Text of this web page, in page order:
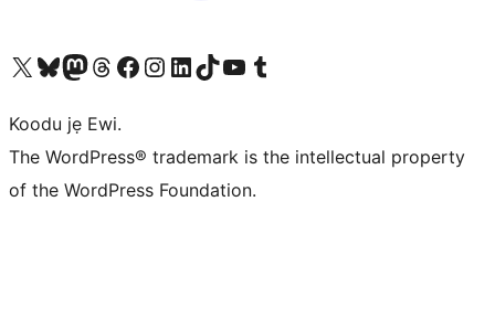
Ṣabẹwo sí àkàùntù X (Twitter tẹ́lẹ̀) waBẹwo akanti Bluesky waLọ sí àkáǹtì Mastodon waBẹwo akanti Threads waṢabẹwo si Facebook waVisit our Instagram account
Visit our LinkedIn account
Bẹwo akanti TikTok waVisit our YouTube channel
Bẹwo akanti Tumblr wa
Koodu jẹ Ewi.
The WordPress® trademark is the intellectual property
of the WordPress Foundation.